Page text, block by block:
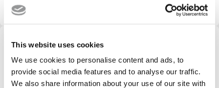
This website uses cookies
We use cookies to personalise content and ads, to
provide social media features and to analyse our traffic.
We also share information about your use of our site with
VOTRE TRANSPORT DE
L'AÉROPORT À LA STATION AUX
MEILLEURES CONDITIONS